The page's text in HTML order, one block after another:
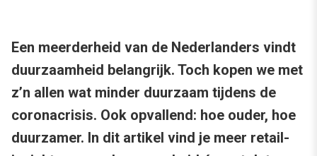
Een meerderheid van de Nederlanders vindt
duurzaamheid belangrijk. Toch kopen we met
z’n allen wat minder duurzaam tijdens de
coronacrisis. Ook opvallend: hoe ouder, hoe
duurzamer. In dit artikel vind je meer retail-